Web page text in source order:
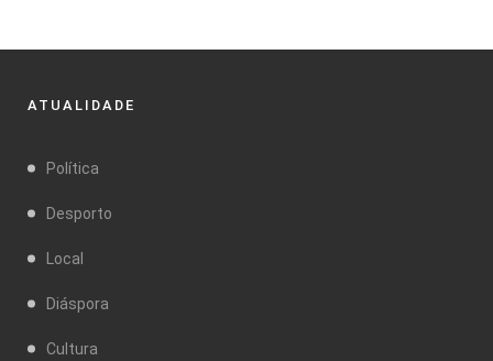
ATUALIDADE
Política
Desporto
Local
Diáspora
Cultura